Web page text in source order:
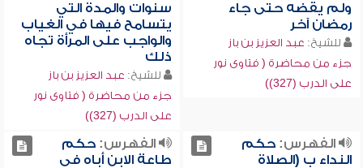
ولم يقضه حتى جاء
رمضان آخر
للشيخ: عبد العزيز بن باز
جزء من محاضرة ( فتاوى نور
على الدرب (327))
سنوات والمدة التي
يتسامح فيها في الغياب
والواجب على المرأة تجاه
ذلك
للشيخ: عبد العزيز بن باز
جزء من محاضرة ( فتاوى نور
على الدرب (327))
الفهرس:حكم
النداء ب (الصلاة
الفهرس:حكم
طاعة الابن أباه في